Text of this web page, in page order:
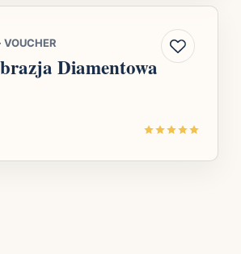
· VOUCHER
Diamentowa